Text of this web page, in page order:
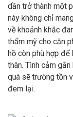
dần trở thành một
này không chỉ
về khoảnh khắc
thẩm mỹ cho căn
hồ còn phù hợp
thân. Tình cảm
quà sẽ trường tồn
đem lại.